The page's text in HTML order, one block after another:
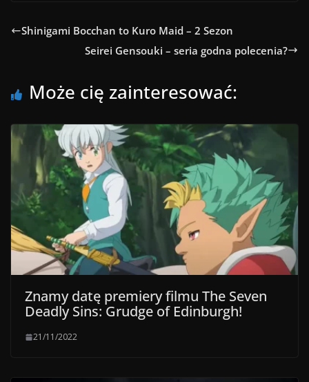
Shinigami Bocchan to Kuro Maid – 2 Sezon
Seirei Gensouki – seria godna polecenia?
Może cię zainteresować:
Znamy datę premiery filmu The Seven
Deadly Sins: Grudge of Edinburgh!
21/11/2022